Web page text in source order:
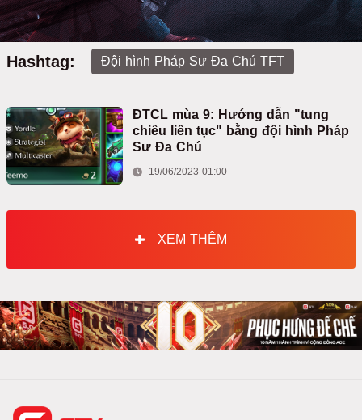
Hashtag: Đội hình Pháp Sư Đa Chú TFT
ĐTCL mùa 9: Hướng dẫn "tung
chiêu liên tục" bằng đội hình Pháp
Sư Đa Chú
19/06/2023 01:00
XEM THÊM